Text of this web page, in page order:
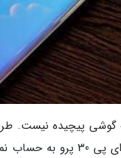
980، نقطه تمایزی